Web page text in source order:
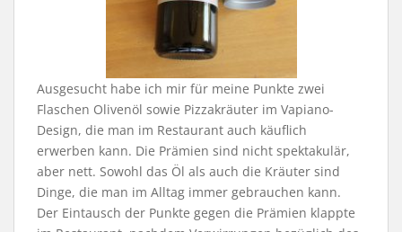
Ausgesucht habe ich mir für meine Punkte zwei
Flaschen Olivenöl sowie Pizzakräuter im Vapiano-
Design, die man im Restaurant auch käuflich
erwerben kann. Die Prämien sind nicht spektakulär,
aber nett. Sowohl das Öl als auch die Kräuter sind
Dinge, die man im Alltag immer gebrauchen kann.
Der Eintausch der Punkte gegen die Prämien klappte